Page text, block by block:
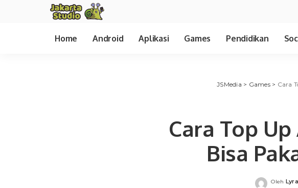
Home Android Aplikasi Games Pendidikan
JSMedia > Games> Cara
Cara Top
Bisa
Posted
Oleh